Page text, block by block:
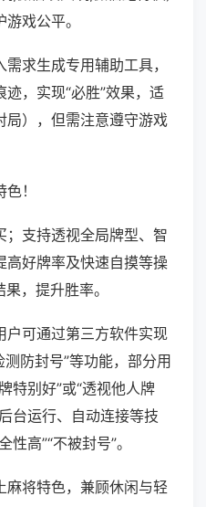
戏公平。
求生成专用辅助工具，
，实现“必胜”效果，适
局），但需注意遵守游戏
！
；支持透视全局牌型、智
高好牌率及快速自摸等操
，提升胜率。
户可通过第三方软件实现
测防封号”等功能，部分用
特别好”或“透视他人牌
台运行、自动连接等技
高”“不被封号”。
麻将特色，兼顾休闲与轻